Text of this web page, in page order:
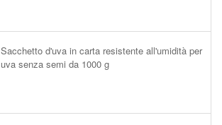
Sacchetto d'uva in carta resistente all'umidità per
uva senza semi da 1000 g